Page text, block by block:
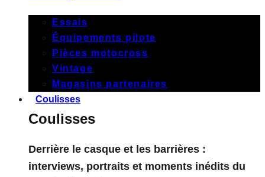
Essais
Équipements pilote
Pièces motocross
Vintage
Magasins partenaires
Coulisses
Coulisses
Derrière le casque et les barrières :
interviews, portraits et moments inédits du